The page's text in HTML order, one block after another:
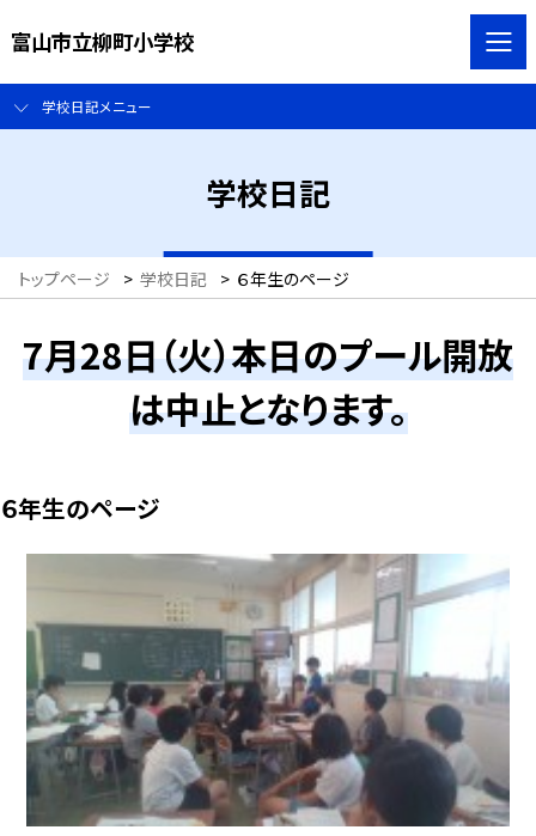
富山市立柳町小学校
学校日記メニュー
学校日記
トップページ > 学校日記 > ６年生のページ
7月28日（火）本日のプール開放
は中止となります。
６年生のページ